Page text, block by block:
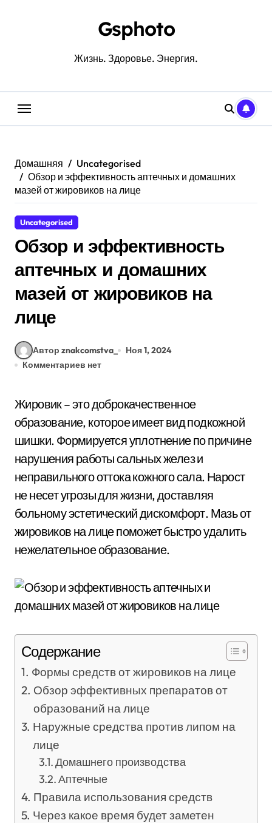
Gsphoto
Жизнь. Здоровье. Энергия.
Домашняя
Uncategorised
Обзор и эффективность аптечных и домашних
мазей от жировиков на лице
Uncategorised
Обзор и эффективность
аптечных и домашних
мазей от жировиков на
лице
Автор znakcomstva_
Ноя 1, 2024
Комментариев нет
Жировик – это доброкачественное
образование, которое имеет вид подкожной
шишки. Формируется уплотнение по причине
нарушения работы сальных желез и
неправильного оттока кожного сала. Нарост
не несет угрозы для жизни, доставляя
больному эстетический дискомфорт. Мазь от
жировиков на лице поможет быстро удалить
нежелательное образование.
Содержание
Формы средств от жировиков на лице
Обзор эффективных препаратов от
образований на лице
Наружные средства против липом на
лице
Домашнего производства
Аптечные
Правила использования средств
Через какое время будет заметен